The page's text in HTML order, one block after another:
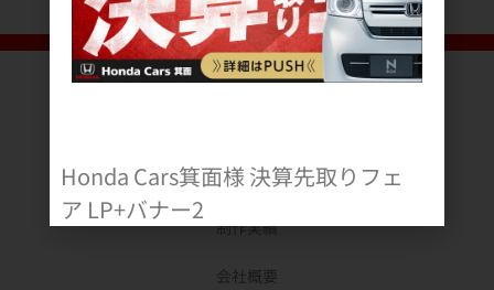
TOP
制作実績
会社概要
Honda Cars箕面様 決算先取りフェ
ア LP+バナー2